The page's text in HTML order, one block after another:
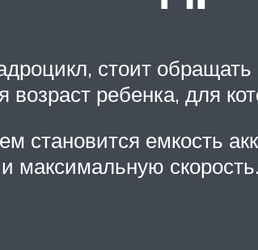
стоит
ребенка, для
становится емкость